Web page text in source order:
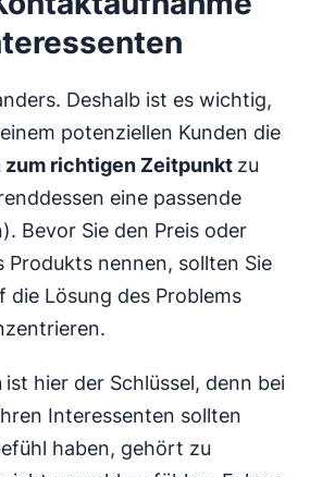
Deshalb ist es wichtig,
potenziellen Kunden die
zum richtigen Zeitpunkt zu
eine passende
Bevor Sie den Preis oder
Produkts nennen, sollten Sie
die Lösung des Problems
ist hier der Schlüssel, denn bei
Interessenten sollten
haben, gehört zu